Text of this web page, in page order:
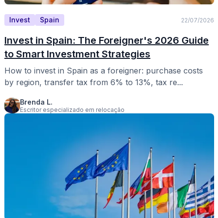
Invest Spain 22/07/2026
Invest in Spain: The Foreigner's 2026 Guide
to Smart Investment Strategies
How to invest in Spain as a foreigner: purchase costs
by region, transfer tax from 6% to 13%, tax re...
Brenda L.
Escritor especializado em relocação